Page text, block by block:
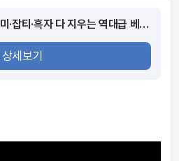
컨실러 제대로 써야죠! 기미·잡티·흑자 다 지우는 역대급 베이스 메이크업 (화알못 구독자와 함께한 박태윤의 뷰티 심폐소생술)
상세보기